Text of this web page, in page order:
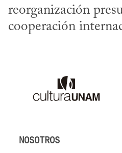
reorganización
cooperación
NOSOTROS